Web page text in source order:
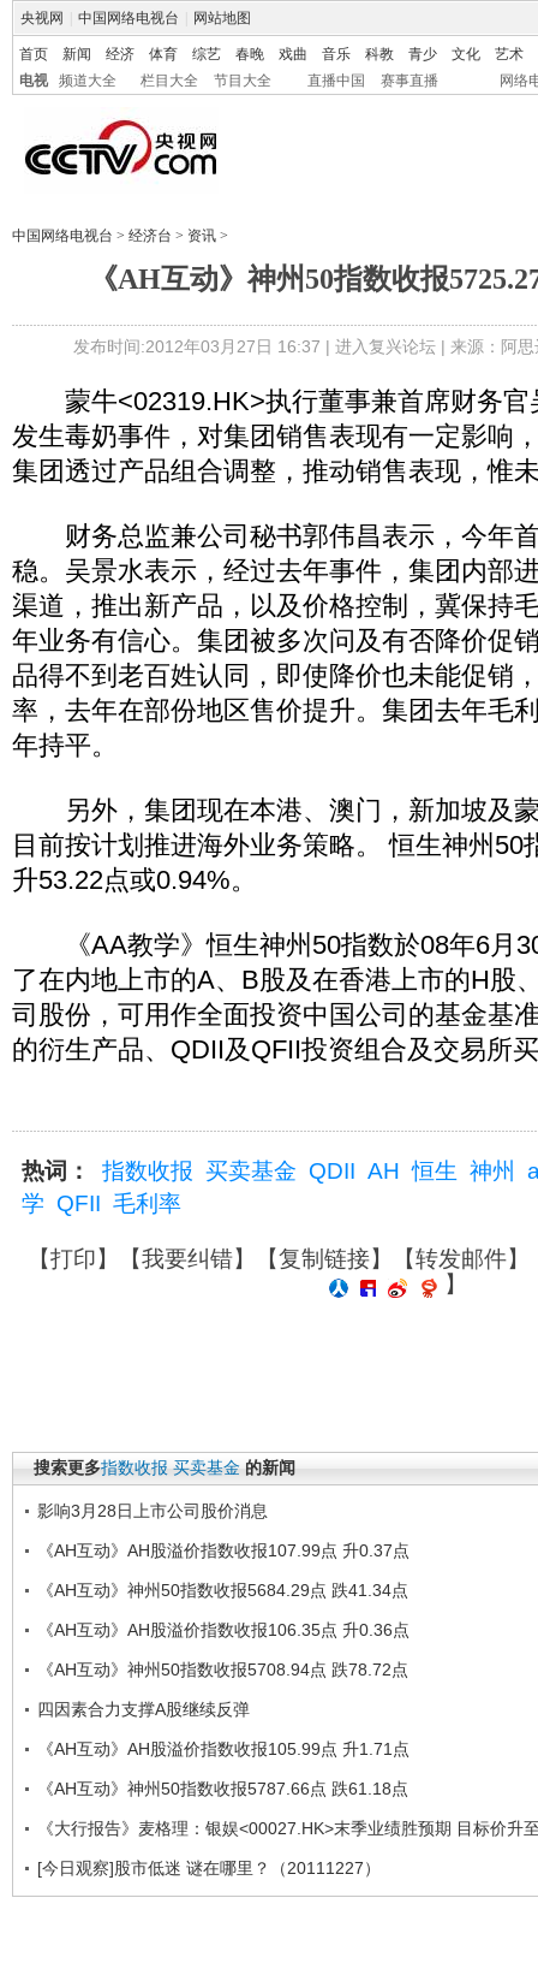
央视网 中国网络电视台 网站地图
首页 新闻 经济 体育 综艺 春晚 戏曲 音乐 科教 青少 文化
艺术
电视
频道大全 栏目大全 节目大全 直播中国 赛事直播 网络
中国网络电视台 > 经济台 > 资讯 >
《AH互动》神州50指数收报
发布时间:2012年03月27日 16:37 | 进入复兴论坛| 来源：阿
蒙牛<02319.HK>执行董事兼首席财务官
发生毒奶事件，对集团销售表现有一定影响
集团透过产品组合调整，推动销售表现，惟
财务总监兼公司秘书郭伟昌表示，今年
稳。吴景水表示，经过去年事件，集团内部
渠道，推出新产品，以及价格控制，冀保持
年业务有信心。集团被多次问及有否降价促
品得不到老百姓认同，即使降价也未能促销
率，去年在部份地区售价提升。集团去年毛
年持平。
另外，集团现在本港、澳门，新加坡及
目前按计划推进海外业务策略。 恒生神州50
升53.22点或0.94%。
《AA教学》恒生神州50指数於08年6月
了在内地上市的A、B股及在香港上市的H股
司股份，可用作全面投资中国公司的基金基
的衍生产品、QDII及QFII投资组合及交易所
热词： 指数收报 买卖基金 QDII AH 恒生 神州
学 QFII 毛利率
【打印】【我要纠错】【复制链接】【转发邮件】
】
搜索更多指数收报 买卖基金 的新闻
影响3月28日上市公司股价消息
《AH互动》AH股溢价指数收报107.99点 升0.37点
《AH互动》神州50指数收报5684.29点 跌41.34点
《AH互动》AH股溢价指数收报106.35点 升0.36点
《AH互动》神州50指数收报5708.94点 跌78.72点
四因素合力支撑A股继续反弹
《AH互动》AH股溢价指数收报105.99点 升1.71点
《AH互动》神州50指数收报5787.66点 跌61.18点
《大行报告》麦格理：银娱<00027.HK>末季业绩胜预期 目标价升
[今日观察]股市低迷 谜在哪里？（20111227）